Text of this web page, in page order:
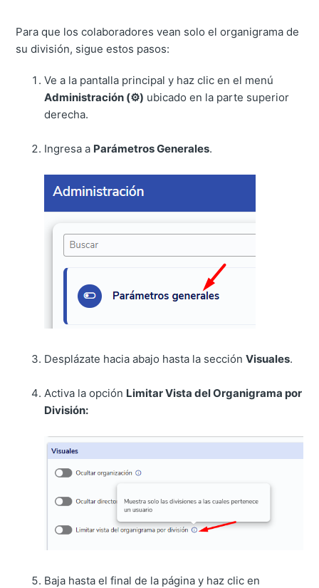
Para que los colaboradores vean solo el organigrama de
su división, sigue estos pasos:
Ve a la pantalla principal y haz clic en el menú
Administración (⚙️) ubicado en la parte superior
derecha.
Ingresa a Parámetros Generales.
Desplázate hacia abajo hasta la secciónVisuales.
Activa la opción Limitar Vista del Organigrama por
División:
Baja hasta el final de la página y haz clic en